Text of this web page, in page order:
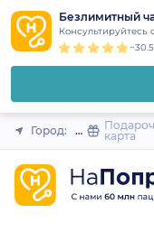
Безлимитный
Город: Михайловск
карта